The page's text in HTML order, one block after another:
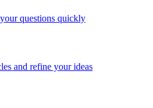
questions quickly
and refine your ideas